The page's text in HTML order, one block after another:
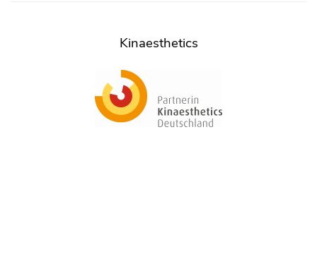
Kinaesthetics